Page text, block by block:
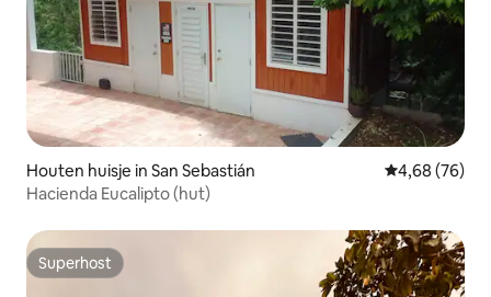
Houten huisje in San Sebastián Gemiddelde
4,68 (76)
Hacienda Eucalipto (hut)
Superhost
Superhost